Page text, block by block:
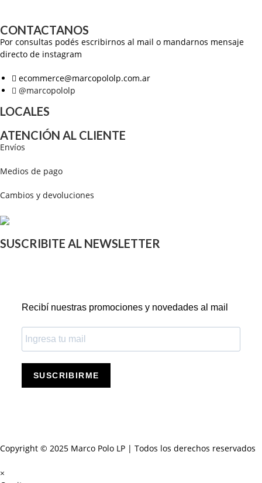
CONTACTANOS
Por consultas podés escribirnos al mail o mandarnos mensaje
directo de instagram
ecommerce@marcopololp.com.ar
@marcopololp
LOCALES
ATENCIÓN AL CLIENTE
Envíos
Medios de pago
Cambios y devoluciones
SUSCRIBITE AL NEWSLETTER
Recibí nuestras promociones y novedades al mail
SUSCRIBIRME
Copyright © 2025 Marco Polo LP | Todos los derechos reservados
×